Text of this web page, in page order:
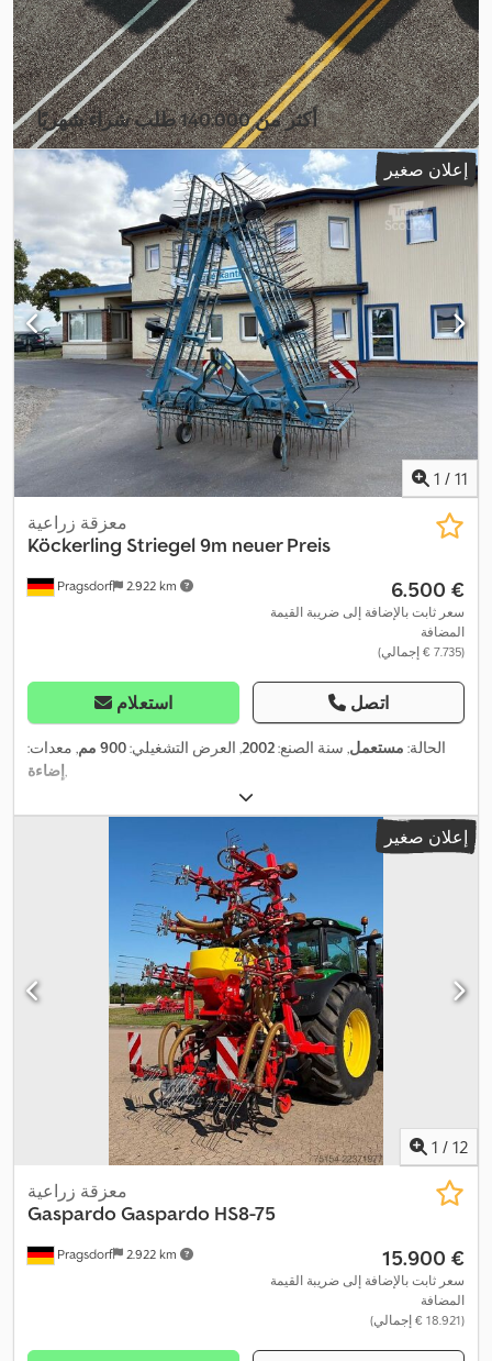
أكثر من 140.000 طلب شراء شهريًا
اختر باقة التاجر إعلان صغير
1 / 11
Pragsdorf 2.922 km
معزقة زراعية
Köckerling Striegel 9m neuer Preis
‏6.500 €
سعر ثابت بالإضافة إلى ضريبة القيمة
المضافة
(‏7.735 € إجمالي)
استعلام اتصل
الحالة: مستعمل, سنة الصنع:2002, العرض التشغيلي:900 مم
, معدات:
إضاءة,
إعلان صغير
1 / 12
Pragsdorf 2.922 km
معزقة زراعية
GaspardoGaspardo HS8-75
‏15.900 €
سعر ثابت بالإضافة إلى ضريبة القيمة
المضافة
(‏18.921 € إجمالي)